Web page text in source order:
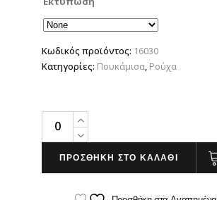
Κωδικός προϊόντος: 16030
Κατηγορίες: Πουκάμισα Ρούχα
Sol's
quantity
ΠΡΟΣΘΗΚΗ ΣΤΟ ΚΑΛΑΘΙ